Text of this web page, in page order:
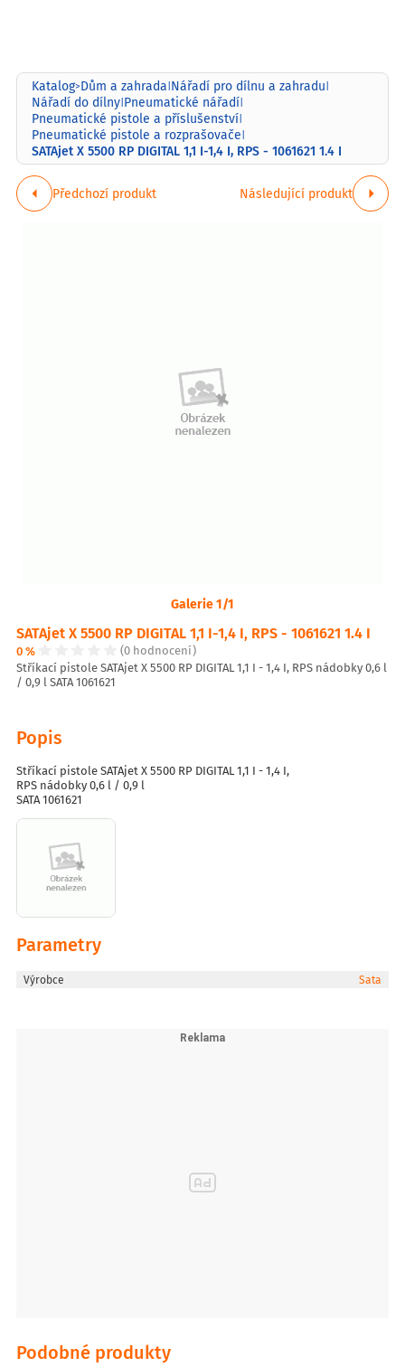
Katalog>Dům a zahrada|Nářadí pro dílnu a zahradu|
Nářadí do dílny|Pneumatické nářadí|
Pneumatické pistole a příslušenství|
Pneumatické pistole a rozprašovače|
SATAjet X 5500 RP DIGITAL 1,1 I-1,4 I, RPS - 1061621 1.4 I
Předchozí produkt Následující produkt
Galerie 1/1
SATAjet X 5500 RP DIGITAL 1,1 I-1,4 I, RPS - 1061621 1.4 I
0 %
(0 hodnocení)
Stříkací pistole SATAjet X 5500 RP DIGITAL 1,1 I - 1,4 I, RPS nádobky 0,6 l
/ 0,9 l SATA 1061621
Popis
Stříkací pistole SATAjet X 5500 RP DIGITAL 1,1 I - 1,4 I,
RPS nádobky 0,6 l / 0,9 l
SATA 1061621
Parametry
Výrobce Sata
Podobné produkty